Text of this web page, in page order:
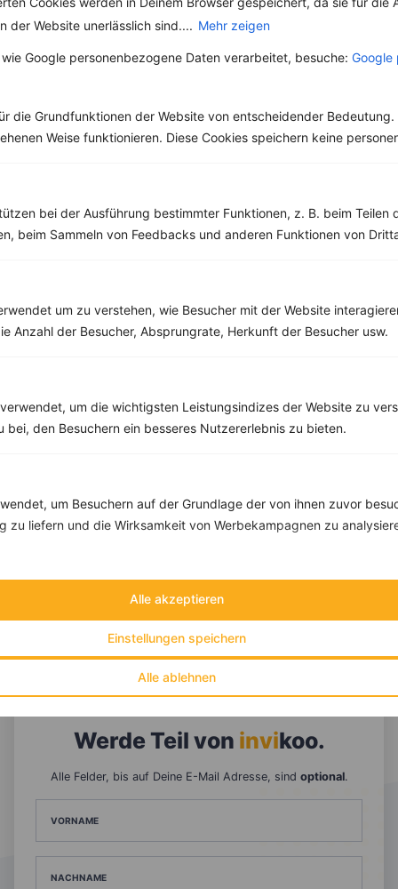
der Website unerlässlich sind.... Mehr zeigen
Google personenbezogene Daten verarbeitet, besuche: Google
die Grundfunktionen der Website von entscheidender Bedeutung.
Weise funktionieren. Diese Cookies speichern keine
bei der Ausführung bestimmter Funktionen, z. B. beim Teilen
beim Sammeln von Feedbacks und anderen Funktionen von
um zu verstehen, wie Besucher mit der Website
Anzahl der Besucher, Absprungrate, Herkunft der Besucher usw.
um die wichtigsten Leistungsindizes der Website zu
bei, den Besuchern ein besseres Nutzererlebnis zu bieten.
um Besuchern auf der Grundlage der von ihnen zuvor
zu liefern und die Wirksamkeit von Werbekampagnen zu
Alle ablehnen
Einstellungen speichern
Alle akzeptieren
Kohlehydrate:42 g
Rezepte mit 600 bis 700 kcal
Rezepte
Champignonauflauf mit Kartoffeln und veganem Mozzarella
10 %Gutschein für unseren Shop
Tipps & Tricks Aktionen & Rabatte
Werde Teil von invikoo.
Alle Felder, bis auf Deine E-Mail Adresse, sind optional.
VORNAME
NACHNAME